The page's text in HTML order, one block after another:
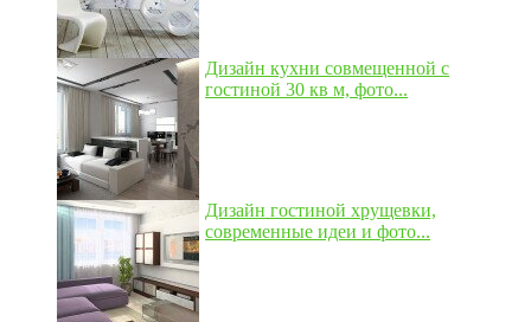
Дизайн кухни совмещенной с
гостиной 30 кв м, фото...
Дизайн гостиной хрущевки,
современные идеи и фото...